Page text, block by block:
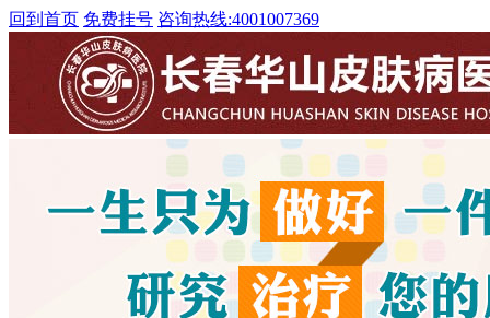
回到首页 免费挂号 咨询热线:4001007369